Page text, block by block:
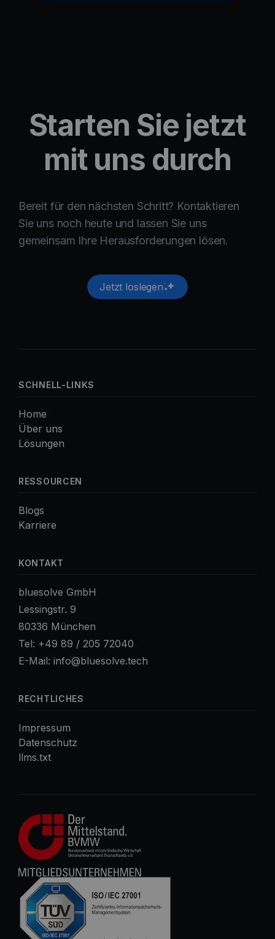
Starten Sie jetzt
mit uns durch
Bereit für den nächsten Schritt? Kontaktieren
Sie uns noch heute und lassen Sie uns
gemeinsam Ihre Herausforderungen lösen.
Jetzt loslegen
SCHNELL-LINKS
Home
Über uns
Lösungen
RESSOURCEN
Blogs
Karriere
KONTAKT
bluesolve GmbH
Lessingstr. 9
80336 München
Tel: +49 89 / 205 72040
E-Mail: info@bluesolve.tech
RECHTLICHES
Impressum
Datenschutz
llms.txt